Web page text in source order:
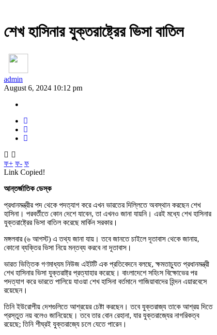
শেখ হাসিনার যুক্তরাষ্ট্রের ভিসা বাতিল
admin
August 6, 2024 10:12 pm
ফ+ ফ- ফ
Link Copied!
আন্তর্জাতিক ডেস্ক
প্রধানমন্ত্রীর পদ থেকে পদত্যাগ করে এখন ভারতের দিল্লিতে অবস্থান করছেন শেখ
হাসিনা। পরবর্তীতে কোন দেশে যাবেন, তা এখনও জানা যায়নি। এরই মধ্যে শেখ হাসিনার
যুক্তরাষ্ট্রের ভিসা বাতিল করেছে মার্কিন সরকার।
মঙ্গলবার (৬ আগস্ট) এ তথ্য জানা যায়। তবে জানতে চাইলে দূতাবাস থেকে জানায়,
কোনো ব্যক্তির ভিসা নিয়ে মন্তব্য করবে না দূতাবাস।
ভারত ভিত্তিক গণমাধ্যম নিউজ এইটটি এক প্রতিবেদনে বলছে, ক্ষমতাচ্যুত প্রধানমন্ত্রী
শেখ হাসিনার ভিসা যুক্তরাষ্ট্র প্রত্যাহার করেছে। বাংলাদেশে সহিংস বিক্ষোভের পর
পদত্যাগ করে ভারতে পালিয়ে যাওয়া শেখ হাসিনা বর্তমানে গাজিয়াবাদের হিন্দন এয়ারবেসে
রয়েছেন।
তিনি ইউরোপীয় দেশগুলিতে আশ্রয়ের চেষ্টা করছেন। তবে যুক্তরাজ্য তাকে আশ্রয় দিতে
প্রস্তুত নয় বলেও জানিয়েছে। তবে তার বোন রেহানা, যার যুক্তরাজ্যের নাগরিকত্ব
রয়েছে; তিনি শীঘ্রই যুক্তরাজ্যে চলে যেতে পারেন।